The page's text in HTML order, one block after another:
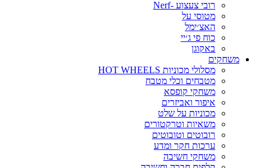
רובי צעצוע -Nerf
מטוסי על
האצ׳ימל
כוח פי ג׳יי
באקוגן
משחקים
מסלולי מכוניות HOT WHEELS
מטבחים וכלי מטבח
משחקי קופסא
איפור ואביזרים
מכוניות על שלט
משאיות וטרקטורים
רובוטים וטובוטים
ערכות חקר ומדע
משחקי חשיבה